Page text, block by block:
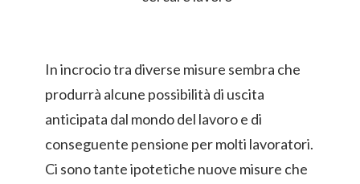
In incrocio tra diverse misure sembra che
produrrà alcune possibilità di uscita
anticipata dal mondo del lavoro e di
conseguente pensione per molti lavoratori.
Ci sono tante ipotetiche nuove misure che